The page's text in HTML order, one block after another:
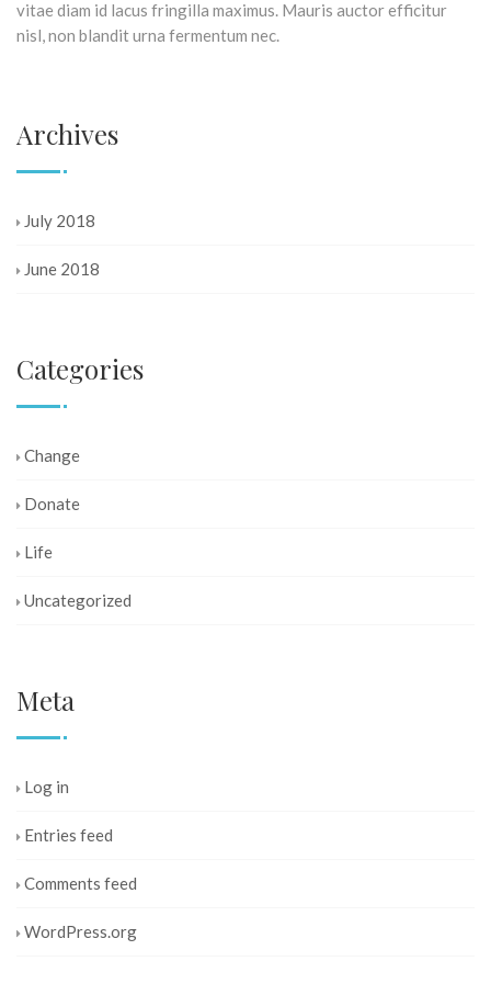
vitae diam id lacus fringilla maximus. Mauris auctor efficitur
nisl, non blandit urna fermentum nec.
Archives
July 2018
June 2018
Categories
Change
Donate
Life
Uncategorized
Meta
Log in
Entries feed
Comments feed
WordPress.org